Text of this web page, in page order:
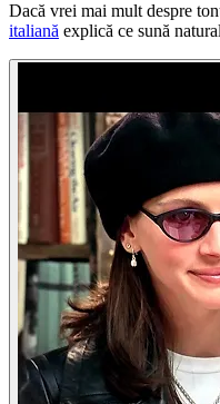
Dacă vrei mai mult despre
italiană explică ce sună